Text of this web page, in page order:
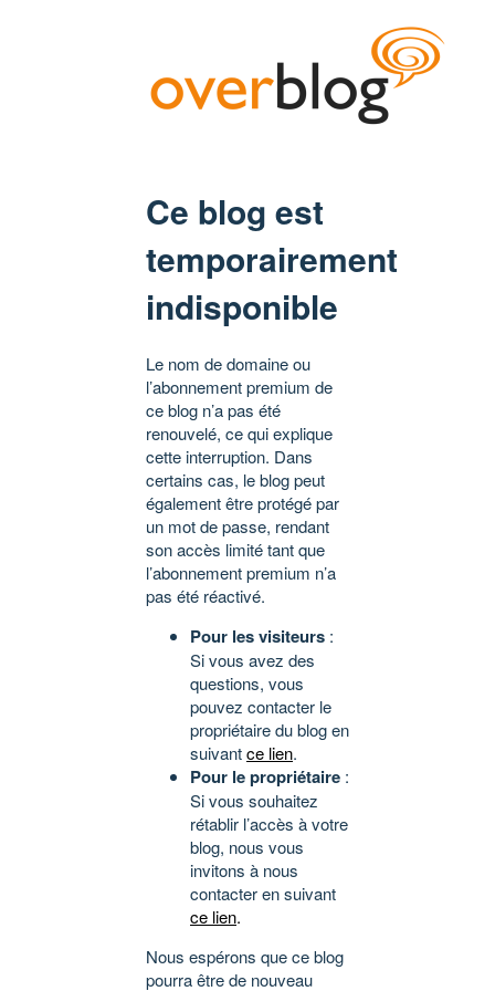
Ce blog est
temporairement
indisponible
Le nom de domaine ou
l’abonnement premium de
ce blog n’a pas été
renouvelé, ce qui explique
cette interruption. Dans
certains cas, le blog peut
également être protégé par
un mot de passe, rendant
son accès limité tant que
l’abonnement premium n’a
pas été réactivé.
Pour les visiteurs :
Si vous avez des
questions, vous
pouvez contacter le
propriétaire du blog en
suivantce lien.
Pour le propriétaire :
Si vous souhaitez
rétablir l’accès à votre
blog, nous vous
invitons à nous
contacter en suivant
ce lien.
Nous espérons que ce blog
pourra être de nouveau